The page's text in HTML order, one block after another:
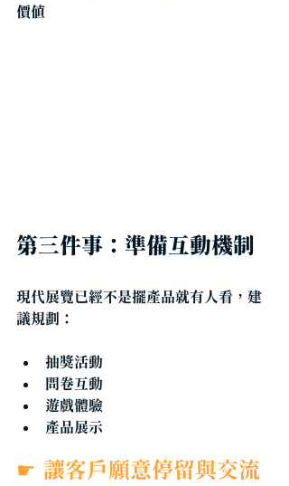
價值
第三件事：準備互動機制
現代展覽已經不是擺產品就有人看，建
議規劃：
抽獎活動
問卷互動
遊戲體驗
產品展示
☛ 讓客戶願意停留與交流